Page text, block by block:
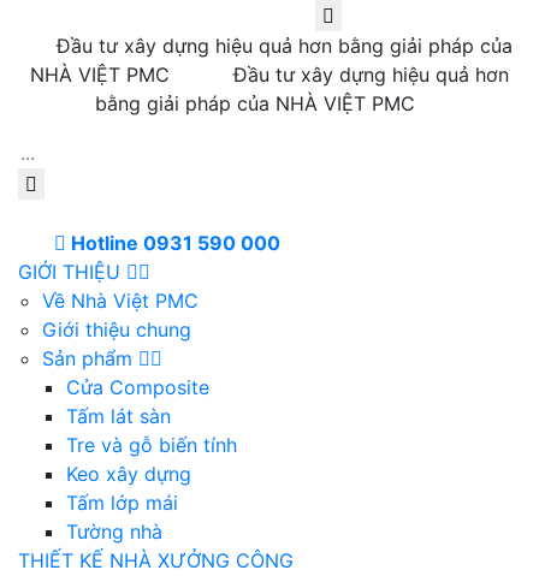
Đầu tư xây dựng hiệu quả hơn bằng giải pháp của
NHÀ VIỆT PMC
Đầu tư xây dựng hiệu quả hơn
bằng giải pháp của NHÀ VIỆT PMC
Hotline 0931 590 000
GIỚI THIỆU
Về Nhà Việt PMC
Giới thiệu chung
Sản phẩm
Cửa Composite
Tấm lát sàn
Tre và gỗ biến tính
Keo xây dựng
Tấm lớp mái
Tường nhà
THIẾT KẾ NHÀ XƯỞNG CÔNG